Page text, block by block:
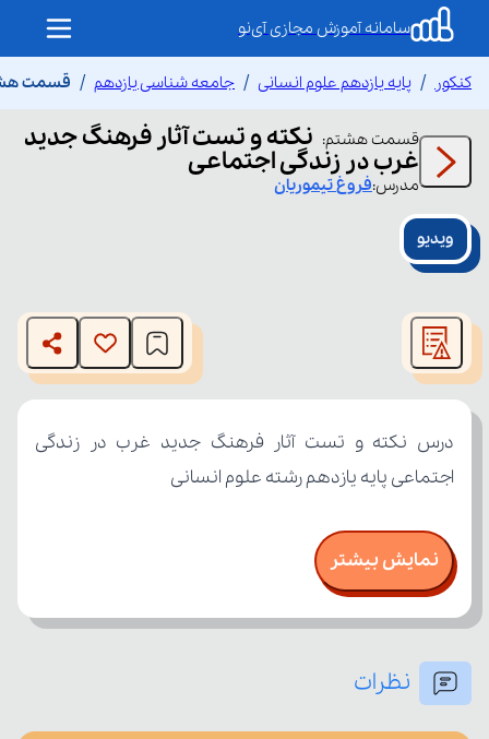
سامانه آموزش مجازی آی‌نو
کنکور پایه یازدهم علوم انسانی جامعه شناسی یازدهم قسمت
قسمت هشتم: نکته و تست آثار فرهنگ جدید
غرب در زندگی اجتماعی
مدرس:فروغتیموریان
ویدیو
modal
window.
The media could not be loaded, either because the server
or network failed or because the format is not supported.
اجتماعی پایه یازدهم رشته علوم انسانی
نمایش بیشتر
نظرات